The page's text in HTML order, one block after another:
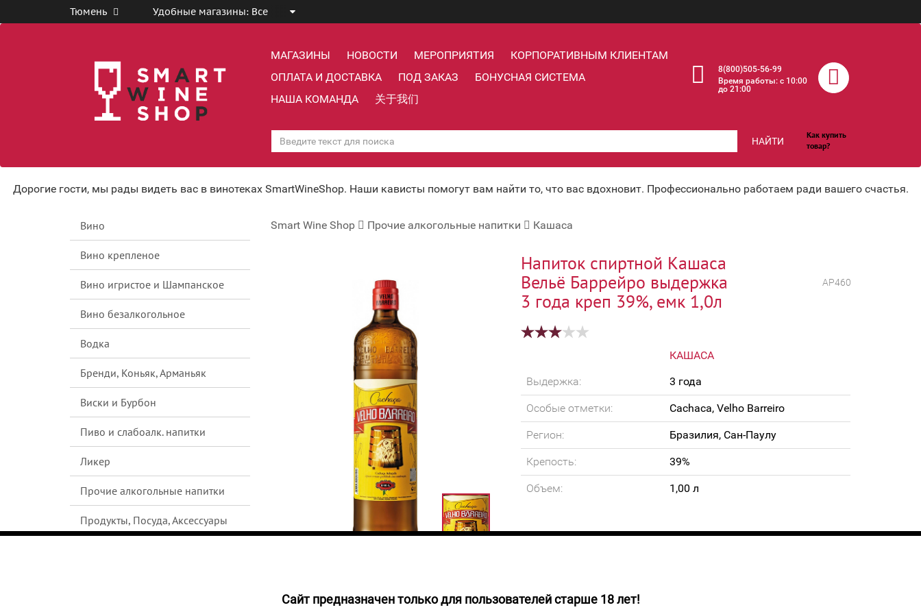
Тюмень Удобные магазины: Все
МАГАЗИНЫ НОВОСТИ МЕРОПРИЯТИЯ
КОРПОРАТИВНЫМ КЛИЕНТАМ
ОПЛАТА И ДОСТАВКА
ПОД ЗАКАЗ
БОНУСНАЯ СИСТЕМА
НАША КОМАНДА
关于我们
8(800)505-56-99
Время работы: c 10:00
до 21:00
НАЙТИ
Как купить
товар?
Дорогие гости, мы рады видеть вас в винотеках SmartWineShop. Наши кависты помогут вам найти то, что вас вдохновит. Профессионально работаем ради вашего счастья.
Вино
Вино крепленое
Вино игристое и Шампанское
Вино безалкогольное
Водка
Бренди, Коньяк, Арманьяк
Виски и Бурбон
Пиво и слабоалк. напитки
Ликер
Прочие алкогольные напитки
Продукты, Посуда, Аксессуары
Smart Wine Shop Прочие алкогольные напитки Кашаса
Напиток спиртной Кашаса
Вельё Баррейро выдержка
3 года креп 39%, емк 1,0л
АР460
КАШАСА
Выдержка:
3 года
Особые отметки: Cachaca, Velho Barreiro
Регион: Бразилия, Сан-Паулу
Крепость: 39%
Объем: 1,00 л
3099руб.
Кашаса бледно-золотистого цвета. Кашаса обладает свежим,
Cайт предназначен только для пользователей старше 18 лет!